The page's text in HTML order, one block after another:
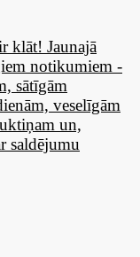
klāt! Jaunajā
notikumiem -
sātīgām
veselīgām
un,
saldējumu